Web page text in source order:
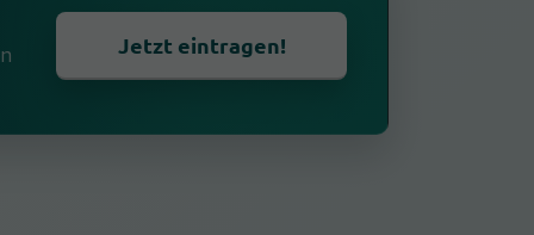
Jetzt eintragen!